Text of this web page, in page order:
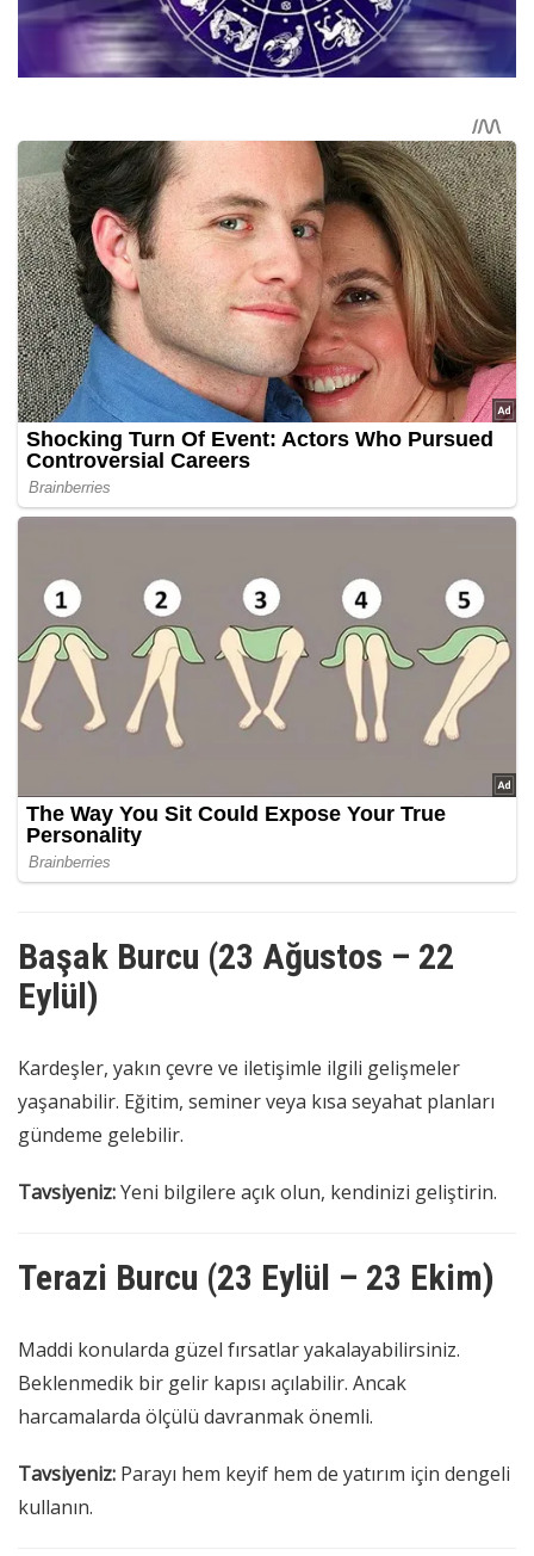
Başak Burcu (23 Ağustos – 22
Eylül)
Kardeşler, yakın çevre ve iletişimle ilgili gelişmeler
yaşanabilir. Eğitim, seminer veya kısa seyahat planları
gündeme gelebilir.
Tavsiyeniz:Yeni bilgilere açık olun, kendinizi geliştirin.
Terazi Burcu (23 Eylül – 23 Ekim)
Maddi konularda güzel fırsatlar yakalayabilirsiniz.
Beklenmedik bir gelir kapısı açılabilir. Ancak
harcamalarda ölçülü davranmak önemli.
Tavsiyeniz: Parayı hem keyif hem de yatırım için dengeli
kullanın.